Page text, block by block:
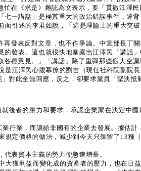
在《求是》雜誌為文表示，要「貫徹江澤
一講話」是極其重大的政治錯誤事件，違
引述的李君如說，「這是理論上的重大
發表反對文章，也不作爭論。中宣部長
發表。這也就很快地暴露出江澤民「講
種意見。」「講話」除了重彈那些假大空
江澤民心腹幕僚的劉吉（現任社科院副
對此全無回應，反之，卻要求黨員「堅決
後者的壓力和要求，承認企業家在決定中
行業，而讓給非國有的企業去發展。據估
定價格的做法，減少到今天只保留了13
表資本主義的勢力便急速增長。
獲利益而變化成的資產者的壓力，也在